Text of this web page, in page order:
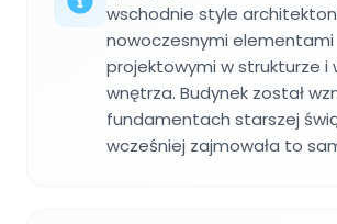
wschodnie style
nowoczesnymi elementami
projektowymi w strukturze i
wnętrza. Budynek został
fundamentach starszej
wcześniej zajmowała to